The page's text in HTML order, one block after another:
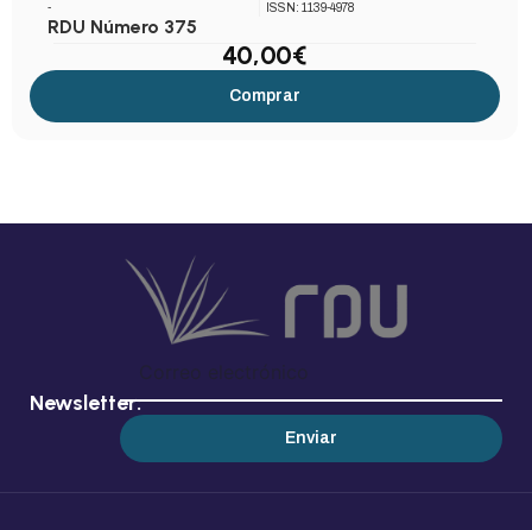
- ISSN: 1139-4978
RDU Número 375
40,00€
Comprar
Newsletter:
Enviar